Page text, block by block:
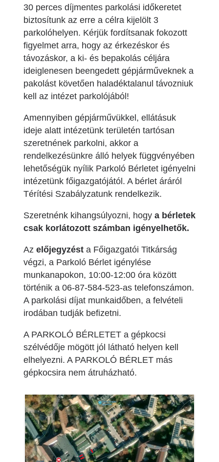
30 perces díjmentes parkolási időkeretet
biztosítunk az erre a célra kijelölt 3
parkolóhelyen. Kérjük fordítsanak fokozott
figyelmet arra, hogy az érkezéskor és
távozáskor, a ki- és bepakolás céljára
ideiglenesen beengedett gépjárműveknek a
pakolást követően haladéktalanul távozniuk
kell az intézet parkolójából!
Amennyiben gépjárművükkel, ellátásuk
ideje alatt intézetünk területén tartósan
szeretnének parkolni, akkor a
rendelkezésünkre álló helyek függvényében
lehetőségük nyílik Parkoló Bérletet igényelni
intézetünk főigazgatójától. A bérlet áráról
Térítési Szabályzatunk rendelkezik.
Szeretnénk kihangsúlyozni, hogy a bérletek
csak korlátozott számban igényelhetők.
Az előjegyzést a Főigazgatói Titkárság
végzi, a Parkoló Bérlet igénylése
munkanapokon, 10:00-12:00 óra között
történik a 06-87-584-523-as telefonszámon.
A parkolási díjat munkaidőben, a felvételi
irodában tudják befizetni.
A PARKOLÓ BÉRLETET a gépkocsi
szélvédője mögött jól látható helyen kell
elhelyezni. A PARKOLÓ BÉRLET más
gépkocsira nem átruházható.